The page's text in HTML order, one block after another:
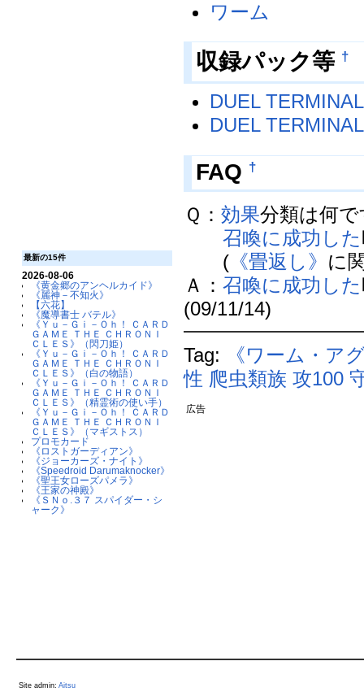
最新の15件
2026-08-06
《黄金郷のアンヘルカイド》
《麗神－不知火》
【六花】
《魔導書士 バテル》
《Ｙｕ－Ｇｉ－Ｏｈ！ ＣＡＲＤ
ＧＡＭＥ ＴＨＥ ＣＨＲＯＮＩ
ＣＬＥＳ》（閃刀姫）
《Ｙｕ－Ｇｉ－Ｏｈ！ ＣＡＲＤ
ＧＡＭＥ ＴＨＥ ＣＨＲＯＮＩ
ＣＬＥＳ》（白の物語）
《Ｙｕ－Ｇｉ－Ｏｈ！ ＣＡＲＤ
ＧＡＭＥ ＴＨＥ ＣＨＲＯＮＩ
ＣＬＥＳ》（精霊術の使い手）
《Ｙｕ－Ｇｉ－Ｏｈ！ ＣＡＲＤ
ＧＡＭＥ ＴＨＥ ＣＨＲＯＮＩ
ＣＬＥＳ》（マギストス）
プロモカード
《ロストガーディアン》
《ジョーカーズ・ナイト》
《Speedroid Darumaknocker》
《聖王女ローズパメラ》
《王家の神殿》
《ＳＮｏ.３７ スパイダー・シ
ャーク》
ワーム
収録パック等 †
DUEL
DUEL
FAQ †
Ｑ：効果分類は何
召喚に成功した
( 《畳返し》 に
Ａ：召喚に成功した
(09/11/14)
Tag:
《ワーム・ア
性 爬虫類族 攻100
広告
Site admin: Aitsu